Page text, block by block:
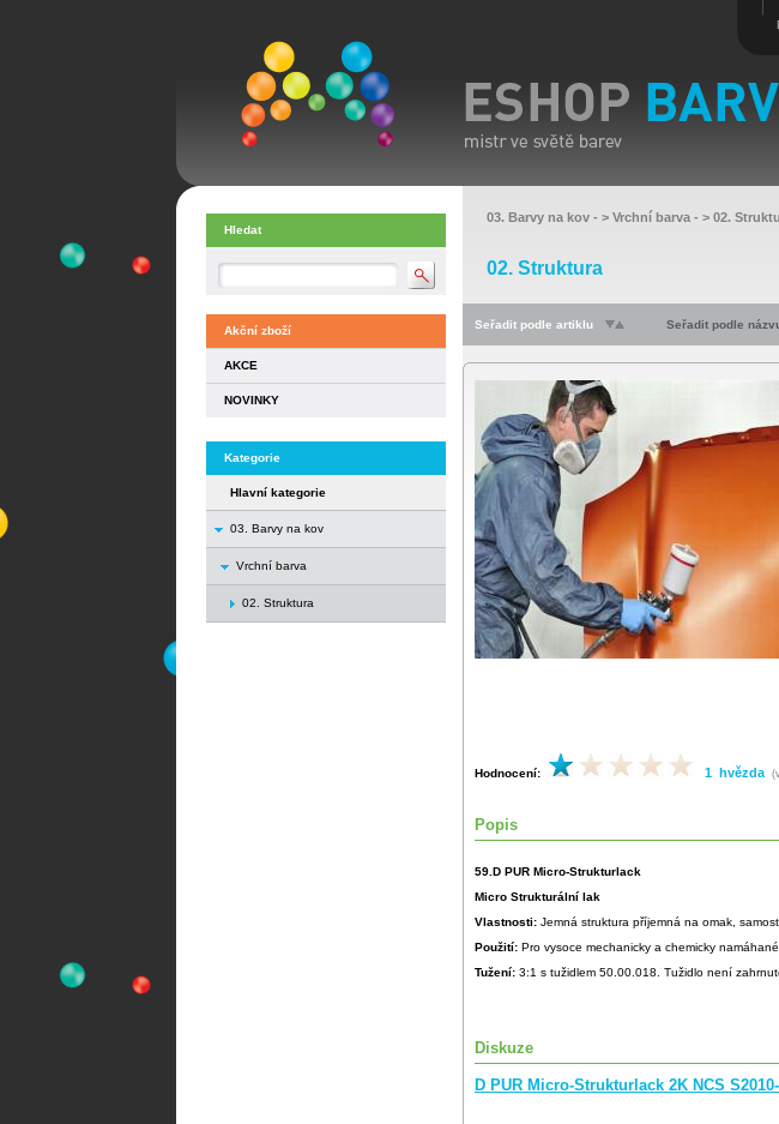
Hledat
Akční zboží
AKCE
NOVINKY
Kategorie
Hlavní kategorie
03. Barvy na kov
Vrchní barva
02. Struktura
03. Barvy na kov - > Vrchní barva - > 02.
02. Struktura
Seřadit podle artiklu Seřadit podle
Hodnocení: 1 hvězda
Popis
59.D PUR Micro-Strukturlack
Micro Strukturální lak
Vlastnosti: Jemná struktura příjemná na omak,
Použití: Pro vysoce mechanicky a chemicky
Tužení: 3:1 s tužidlem 50.00.018. Tužidlo není
Diskuze
D PUR Micro-Strukturlack 2K NCS